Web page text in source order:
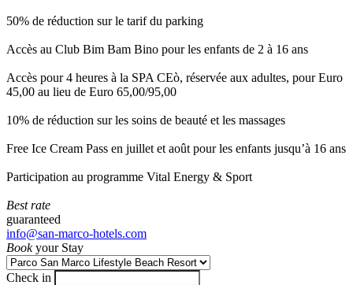
50% de réduction sur le tarif du parking
Accès au Club Bim Bam Bino pour les enfants de 2 à 16 ans
Accès pour 4 heures à la SPA CEò, réservée aux adultes, pour Euro
45,00 au lieu de Euro 65,00/95,00
10% de réduction sur les soins de beauté et les massages
Free Ice Cream Pass en juillet et août pour les enfants jusqu’à 16 ans
Participation au programme Vital Energy & Sport
Best rate
guaranteed
info@san-marco-hotels.com
Bookyour Stay
Check in